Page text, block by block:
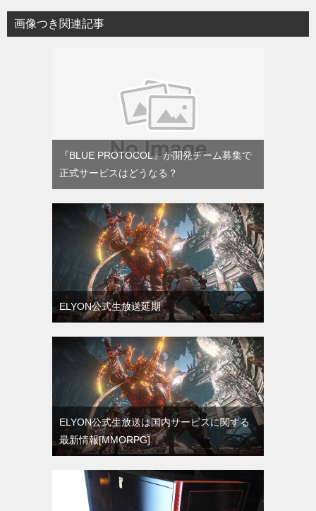
画像つき関連記事
『BLUE PROTOCOL』が開発チーム募集で
正式サービスはどうなる？
ELYON公式生放送延期
ELYON公式生放送は国内サービスに関する
最新情報[MMORPG]